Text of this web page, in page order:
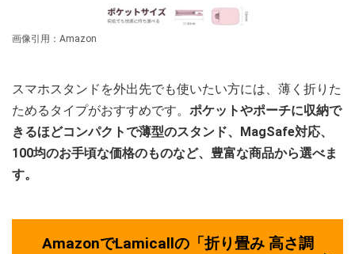
画像引用：Amazon
スマホスタンドを外出先でも使いたい方には、薄く折りた
ためるタイプがおすすめです。 ポケットやポーチに収納で
きるほどコンパクトで薄型のスタンド、MagSafe対応、
100均のお手頃な価格のものなど、豊富な商品から選べま
す。
AmazonでLamicallの「折り畳み 高さ調